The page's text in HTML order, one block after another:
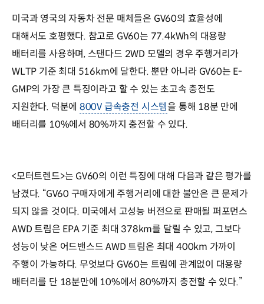
미국과 영국의 자동차 전문 매체들은 GV60의 효율성에
대해서도 호평했다. 참고로 GV60는 77.4kWh의 대용량
배터리를 사용하며, 스탠다드 2WD 모델의 경우 주행거리가
WLTP 기준 최대 516km에 달한다. 뿐만 아니라 GV60는 E-
GMP의 가장 큰 특징이라고 할 수 있는 초고속 충전도
지원한다. 덕분에 800V 급속충전 시스템을 통해 18분 만에
배터리를 10%에서 80%까지 충전할 수 있다.
<모터트렌드>는 GV60의 이런 특징에 대해 다음과 같은 평가를
남겼다. “GV60 구매자에게 주행거리에 대한 불안은 큰 문제가
되지 않을 것이다. 미국에서 고성능 버전으로 판매될 퍼포먼스
AWD 트림은 EPA 기준 최대 378km를 달릴 수 있고, 그보다
성능이 낮은 어드밴스드 AWD 트림은 최대 400km 가까이
주행이 가능하다. 무엇보다 GV60는 트림에 관계없이 대용량
배터리를 단 18분만에 10%에서 80%까지 충전할 수 있다.”